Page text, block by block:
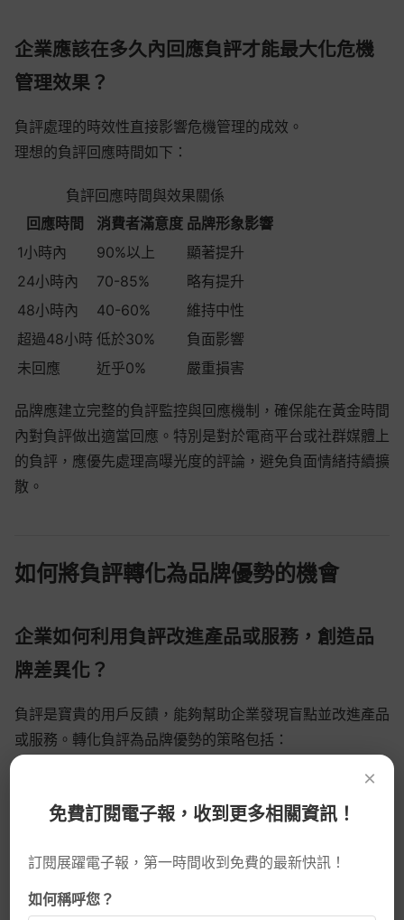
企業應該在多久內回應負評才能最大化危機
管理效果？
負評處理的時效性直接影響危機管理的成效。
理想的負評回應時間如下：
負評回應時間與效果關係
回應時間
消費者滿意度 品牌形象影響
1小時內
90%以上
顯著提升
24小時內
70-85%
略有提升
48小時內
40-60%
維持中性
超過48小時 低於30%
負面影響
未回應
近乎0% 嚴重損害
品牌應建立完整的負評監控與回應機制，確保能在黃金時間
內對負評做出適當回應。特別是對於電商平台或社群媒體上
的負評，應優先處理高曝光度的評論，避免負面情緒持續擴
散。
如何將負評轉化為品牌優勢的機會
企業如何利用負評改進產品或服務，創造品
牌差異化？
負評是寶貴的用戶反饋，能夠幫助企業發現盲點並改進產品
或服務。轉化負評為品牌優勢的策略包括：
系統化收集：建立負評分類與分析系統，找出重複出現
的問題模式
程
透明溝通：公開分享基於用戶反饋的改進計畫，展現品
×
免費訂閱電子報，收到更多相關資訊！
訂閱展躍電子報，第一時間收到免費的最新快訊！
如何稱呼您？